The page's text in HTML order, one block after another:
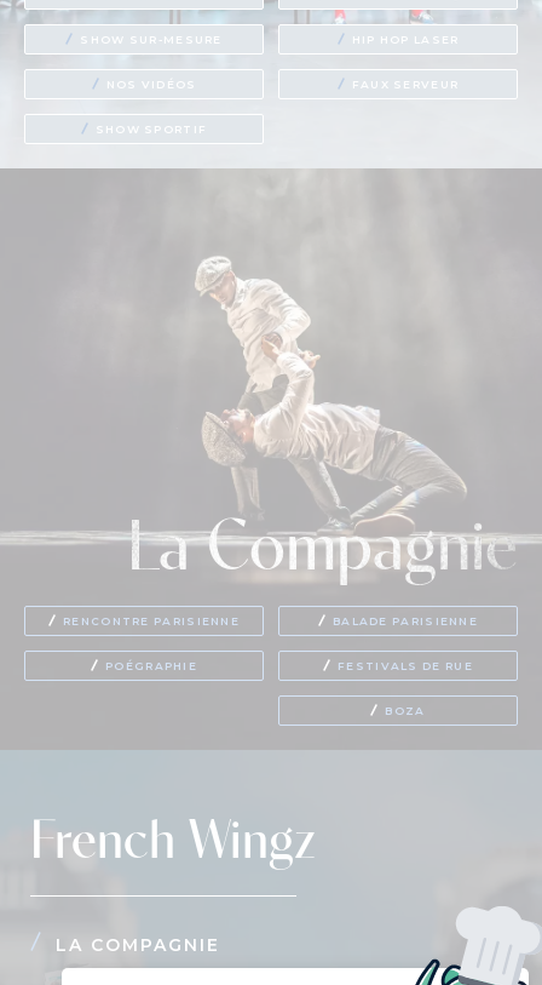
SHOW SUR-MESURE HIP HOP LASER
NOS VIDÉOS FAUX SERVEUR
SHOW SPORTIF
La Compagnie
RENCONTRE PARISIENNE BALADE PARISIENNE
POÉGRAPHIE FESTIVALS DE RUE
BOZA
French Wingz
LA COMPAGNIE